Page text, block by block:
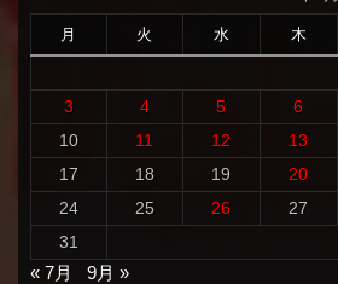
月 火 水 木
3
4 5 6
10
11 12 13
17
18 19 20
24
25 26 27
31
« 7月
9月 »